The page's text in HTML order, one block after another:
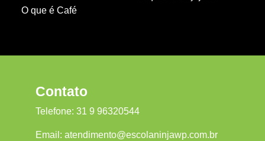
O que é Café
Contato
Telefone: 31 9 96320544
Email: atendimento@escolaninjawp.com.br